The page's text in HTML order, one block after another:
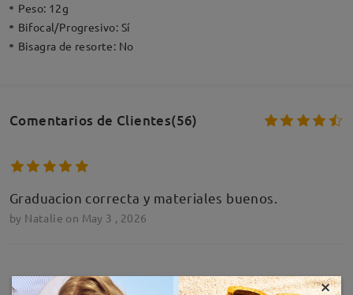
Peso: 12g
Bifocal/Progresivo: Sí
Bisagra de resorte: No
Comentarios de Clientes(56)
Graduacion correcta y materiales buenos.
by Natalie on May 3 , 2026
×